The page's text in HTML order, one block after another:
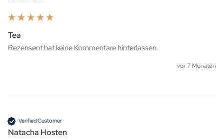
Tea
Rezensent hat keine Kommentare hinterlassen.
vor 7 Monaten
Verified Customer
Natacha Hosten